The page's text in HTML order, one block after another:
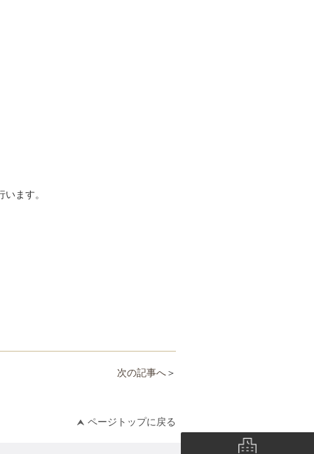
ます。
次の記事へ＞
ページトップに戻る